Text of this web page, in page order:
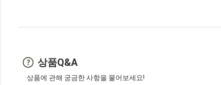
상품Q&A
상품에 관해 궁금한 사항을 물어보세요!